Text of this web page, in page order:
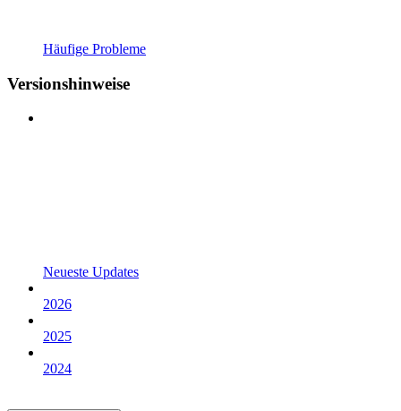
Häufige Probleme
Versionshinweise
Neueste Updates
2026
2025
2024